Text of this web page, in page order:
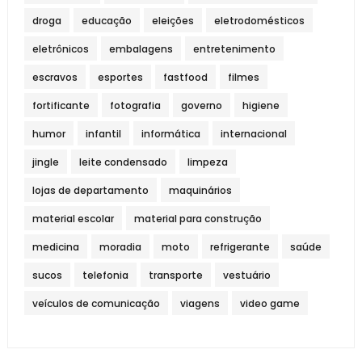
droga educação eleições eletrodomésticos
eletrônicos embalagens entretenimento
escravos esportes fastfood filmes
fortificante fotografia governo higiene
humor infantil informática internacional
jingle leite condensado limpeza
lojas de departamento maquinários
material escolar material para construção
medicina moradia moto refrigerante saúde
sucos telefonia transporte vestuário
veículos de comunicação viagens video game